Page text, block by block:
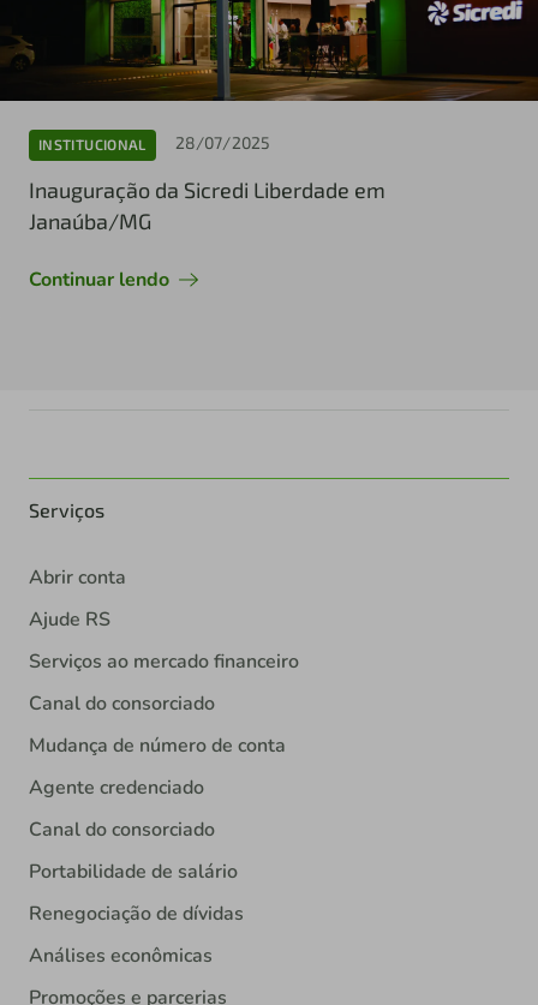
INSTITUCIONAL 28/07/2025
Inauguração da Sicredi Liberdade em
Janaúba/MG
Continuar lendo
Serviços
Abrir conta
Ajude RS
Serviços ao mercado financeiro
Canal do consorciado
Mudança de número de conta
Agente credenciado
Canal do consorciado
Portabilidade de salário
Renegociação de dívidas
Análises econômicas
Promoções e parcerias